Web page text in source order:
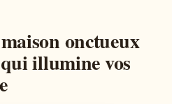
onctueux
illumine vos